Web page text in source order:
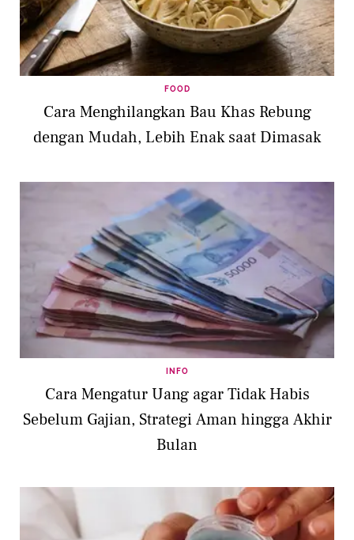
FOOD
Cara Menghilangkan Bau Khas Rebung
dengan Mudah, Lebih Enak saat Dimasak
INFO
Cara Mengatur Uang agar Tidak Habis
Sebelum Gajian, Strategi Aman hingga Akhir
Bulan